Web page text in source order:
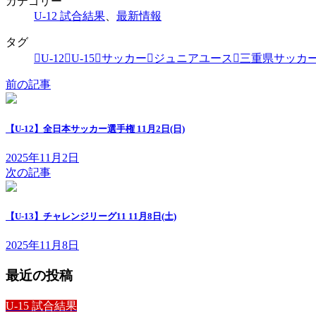
U-12 試合結果、 最新情報
タグ
U-12 U-15 サッカー ジュニアユース 三重県サッカ
前の記事
【U-12】全日本サッカー選手権 11月2日(日)
2025年11月2日
次の記事
【U-13】チャレンジリーグ11 11月8日(土)
2025年11月8日
最近の投稿
U-15 試合結果